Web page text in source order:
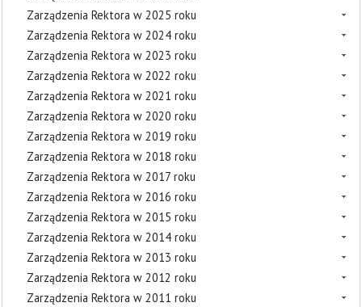
Zarządzenia Rektora w 2025 roku
Zarządzenia Rektora w 2024 roku
Zarządzenia Rektora w 2023 roku
Zarządzenia Rektora w 2022 roku
Zarządzenia Rektora w 2021 roku
Zarządzenia Rektora w 2020 roku
Zarządzenia Rektora w 2019 roku
Zarządzenia Rektora w 2018 roku
Zarządzenia Rektora w 2017 roku
Zarządzenia Rektora w 2016 roku
Zarządzenia Rektora w 2015 roku
Zarządzenia Rektora w 2014 roku
Zarządzenia Rektora w 2013 roku
Zarządzenia Rektora w 2012 roku
Zarządzenia Rektora w 2011 roku